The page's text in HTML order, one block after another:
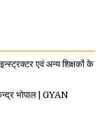
एवं अन्य शिक्षकों के
भोपाल | GYAN